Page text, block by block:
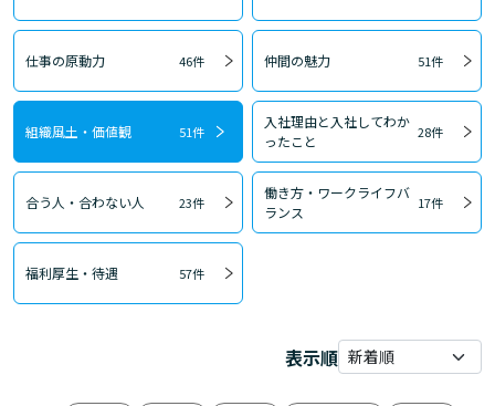
仕事の原動力 46件 仲間の魅力 51件
組織風土・価値観 51件
入社理由と入社してわか
ったこと
28件
合う人・合わない人 23件
働き方・ワークライフバ
ランス
17件
福利厚生・待遇 57件
表示順